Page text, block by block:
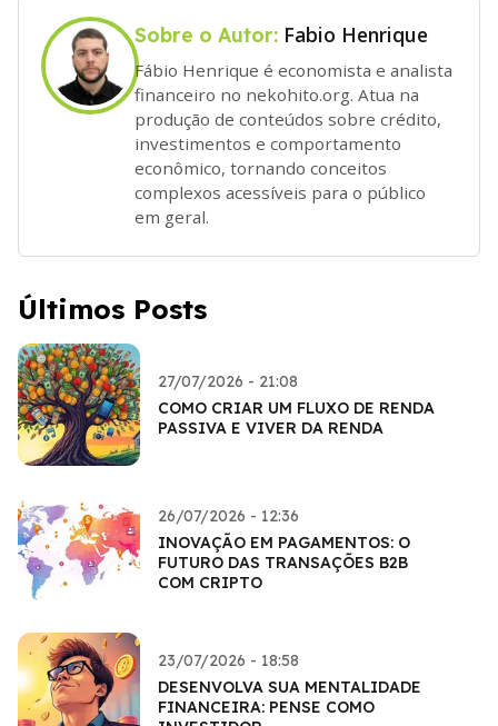
Sobre o Autor: Fabio Henrique
Fábio Henrique é economista e analista
financeiro no nekohito.org. Atua na
produção de conteúdos sobre crédito,
investimentos e comportamento
econômico, tornando conceitos
complexos acessíveis para o público
em geral.
Últimos Posts
27/07/2026 - 21:08
COMO CRIAR UM FLUXO DE RENDA
PASSIVA E VIVER DA RENDA
26/07/2026 - 12:36
INOVAÇÃO EM PAGAMENTOS: O
FUTURO DAS TRANSAÇÕES B2B
COM CRIPTO
23/07/2026 - 18:58
DESENVOLVA SUA MENTALIDADE
FINANCEIRA: PENSE COMO